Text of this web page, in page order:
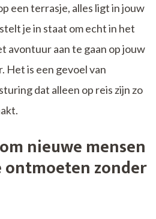
een terrasje, alles ligt in jouw
je in staat om echt in het
avontuur aan te gaan op jouw
Het is een gevoel van
dat alleen op reis zijn zo
nieuwe mensen
zonder